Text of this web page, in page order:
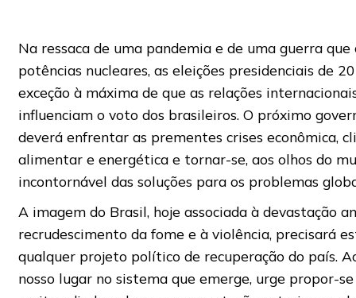
Na ressaca de uma pandemia e de uma guerra
potências nucleares, as eleições presidenciais de
exceção à máxima de que as relações
influenciam o voto dos brasileiros. O próximo
deverá enfrentar as prementes crises econômica,
alimentar e energética e tornar-se, aos olhos do
incontornável das soluções para os problemas
A imagem do Brasil, hoje associada à devastação
recrudescimento da fome e à violência, precisará
qualquer projeto político de recuperação do país.
nosso lugar no sistema que emerge, urge propor-